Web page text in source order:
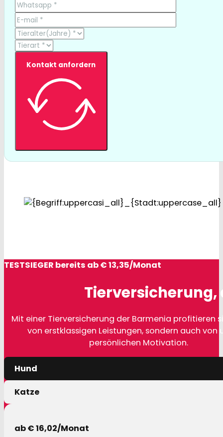
Kontakt anfordern
TESTSIEGER bereits ab € 13,35/Monat
Tierversicherung,
Mit einer Tierversicherung der Barmenia profitieren
von erstklassigen Leistungen, sondern auch von
persönlichen Motivation.
Hund
Katze
ab € 16,02/Monat